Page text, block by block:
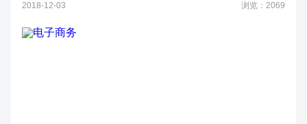
2018-12-03 浏览：2069